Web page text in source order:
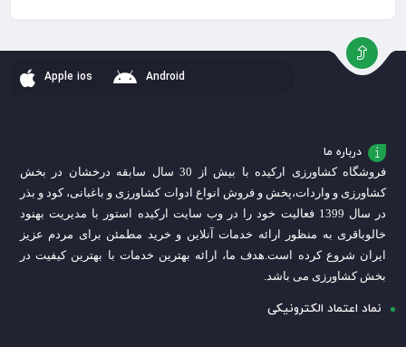
Apple ios Android
درباره ما
فروشگاه کشاورزی ارکیده با بیش از 30 سال سابقه درخشان در بخش
کشاورزی و واردات،پخش و فروش انواع ادوات کشاورزی و باغبانی، کود و بذر
در سال 1399 فعالیت خود را در وب سایت ارکیده استور با مدیریت بهنود
خالوباقری به منظور ارائه خدمات آنلاین و خرید مطمئن برای مردم عزیز
ایران شروع کرده است.هدف ما، ارائه بهترین خدمات با بهترین کیفیت در
بخش کشاورزی می باشد.
نماد اعتماد الکترونیکی